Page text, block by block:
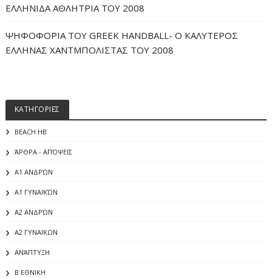
ΕΛΛΗΝΙΔΑ ΑΘΛΗΤΡΙΑ ΤΟΥ 2008
ΨΗΦΟΦΟΡΙΑ ΤΟΥ GREEK HANDBALL- O ΚΑΛΥΤΕΡΟΣ
ΕΛΛΗΝΑΣ ΧΑΝΤΜΠΟΛΙΣΤΑΣ ΤΟΥ 2008
ΚΑΤΗΓΟΡΙΕΣ
BEACH HB
ΆΡΘΡΑ - ΑΠΌΨΕΙΣ
Α1 ΑΝΔΡΏΝ
Α1 ΓΥΝΑΙΚΏΝ
Α2 ΑΝΔΡΏΝ
Α2 ΓΥΝΑΙΚΩΝ
ΑΝΆΠΤΥΞΗ
Β ΕΘΝΙΚΗ